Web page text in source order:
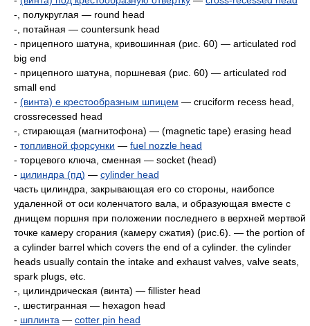
-, полукруглая — round head
-, потайная — countersunk head
- прицепного шатуна, кривошинная (рис. 60) — articulated rod
big end
- прицепного шатуна, поршневая (рис. 60) — articulated rod
small end
- (винта) е крестообразным шпицем — cruciform recess head,
crossrecessed head
-, стирающая (магнитофона) — (magnetic tape) erasing head
- топливной форсунки — fuel nozzle head
- торцевого ключа, сменная — socket (head)
- цилиндра (пд) — cylinder head
часть цилиндра, закрывающая его со стороны, наибопсе
удаленной от оси коленчатого вала, и образующая вместе с
днищем поршня при положении последнего в верхней мертвой
точке камеру сгорания (камеру сжатия) (рис.6). — the portion of
a cylinder barrel which covers the end of а cylinder. the cylinder
heads usually contain the intake and exhaust valves, valve seats,
spark plugs, etc.
-, цилиндрическая (винта) — fillister head
-, шестигранная — hexagon head
- шплинта — cotter pin head